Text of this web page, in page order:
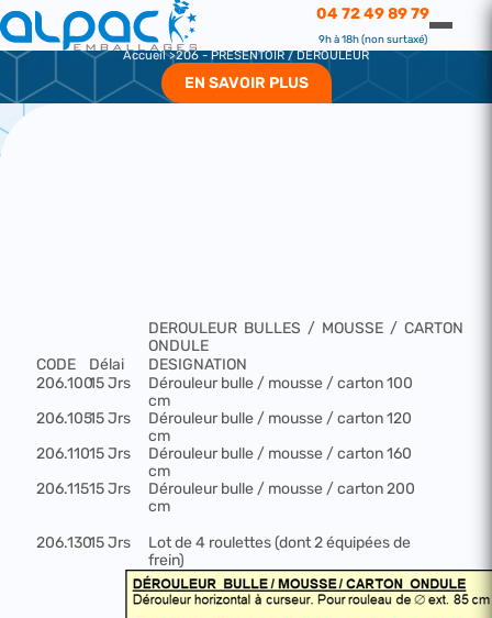
04 72 49 89 79
9h à 18h (non surtaxé)
206 - PRESENTOIR / DEROULEUR
206 - PRESENTOIR / DEROULEUR
Accueil 206 - PRESENTOIR / DEROULEUR
EN SAVOIR PLUS
DEROULEUR BULLES / MOUSSE / CARTON
ONDULE
CODE
Délai
DESIGNATION
206.10015 Jrs
Dérouleur bulle / mousse / carton 100
cm
206.10515 Jrs
Dérouleur bulle / mousse / carton 120
cm
206.11015 Jrs
Dérouleur bulle / mousse / carton 160
cm
206.11515 Jrs
Dérouleur bulle / mousse / carton 200
cm
206.13015 Jrs
Lot de 4 roulettes (dont 2 équipées de
frein)